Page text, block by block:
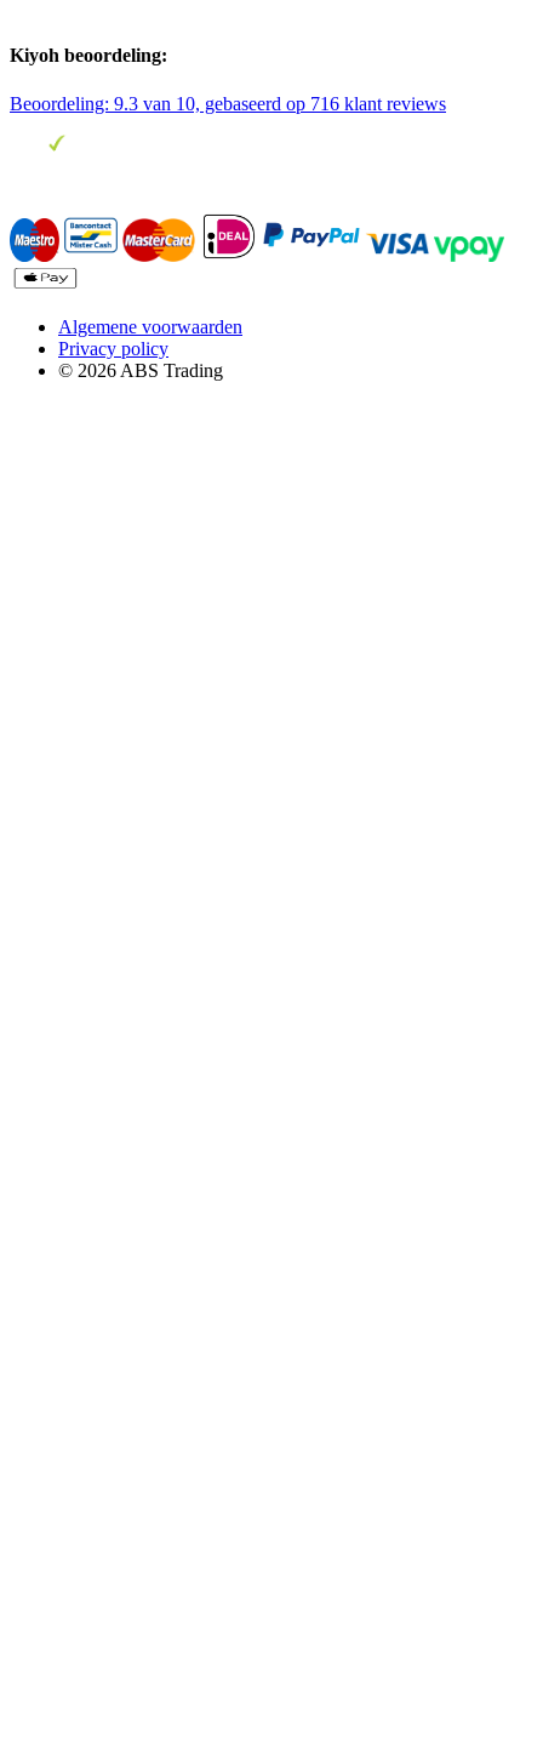
Kiyoh beoordeling:
Beoordeling: 9.3 van 10, gebaseerd op 716 klant reviews
Algemene voorwaarden
Privacy policy
© 2026 ABS Trading